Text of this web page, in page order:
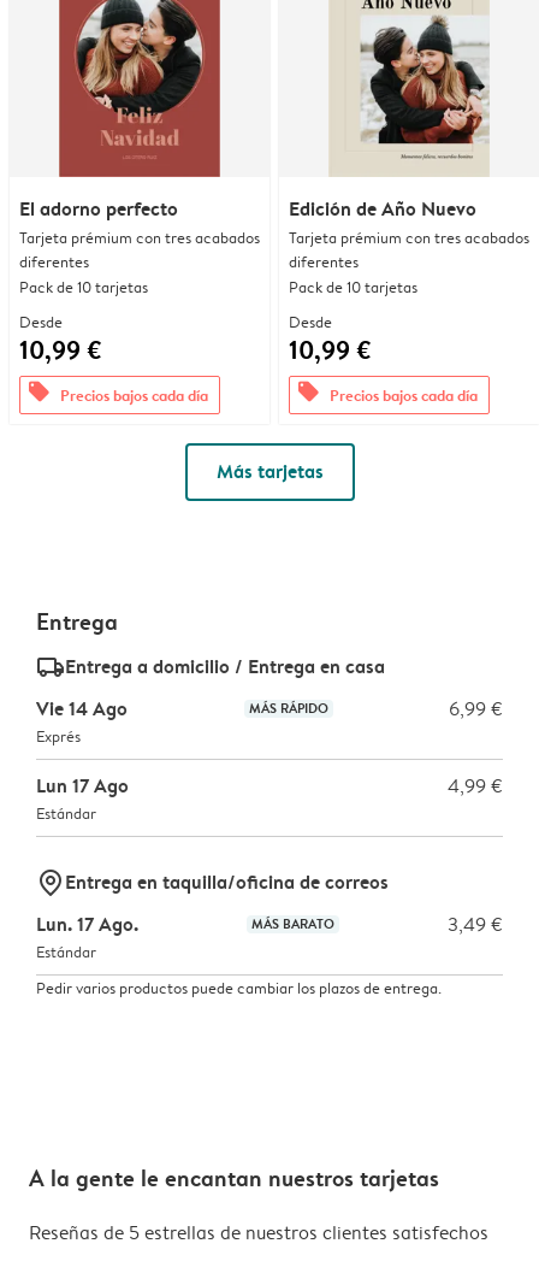
El adorno perfecto
Tarjeta prémium con tres acabados
diferentes
Pack de 10 tarjetas
Desde
10,99 €
offers Precios bajos cada día
Edición de Año Nuevo
Tarjeta prémium con tres acabados
diferentes
Pack de 10 tarjetas
Desde
10,99 €
offers Precios bajos cada día
Más tarjetas
Entrega
delivery_standard_v2Entrega a domicilio / Entrega en casa
Vie 14 Ago
MÁS RÁPIDO 6,99 €
Exprés
Lun 17 Ago 4,99 €
Estándar
marker-pinEntrega en taquilla/oficina de correos
Lun. 17 Ago.
MÁS BARATO 3,49 €
Estándar
Pedir varios productos puede cambiar los plazos de entrega.
A la gente le encantan nuestros tarjetas
Reseñas de 5 estrellas de nuestros clientes satisfechos